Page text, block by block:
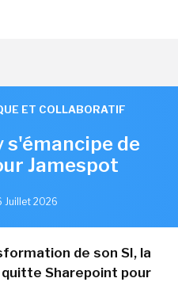
ET COLLABORATIF
s'émancipe de
Jamespot
Juillet 2026
de son SI, la
Sharepoint pour